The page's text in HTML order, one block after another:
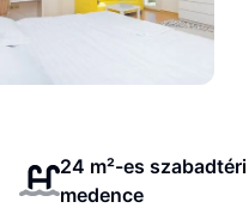
24 m²-es szabadtéri
medence